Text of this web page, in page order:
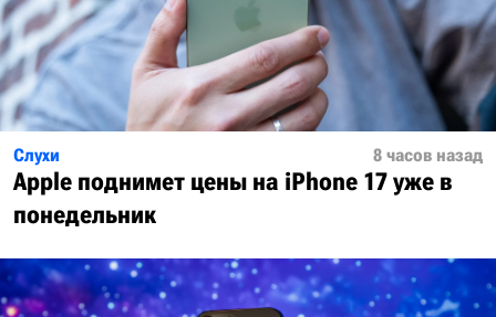
Слухи 8 часов назад
Apple поднимет цены на iPhone 17 уже в
понедельник